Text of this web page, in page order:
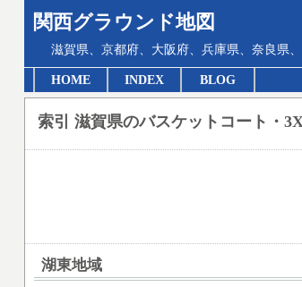
関西グラウンド地図
滋賀県、京都府、大阪府、兵庫県、奈良県
HOME INDEX BLOG
索引 滋賀県のバスケットコート・
湖東地域